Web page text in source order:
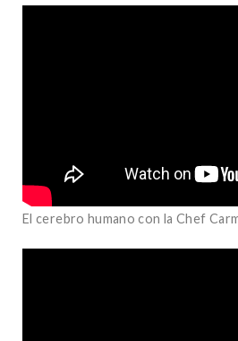
El cerebro humano con la Chef